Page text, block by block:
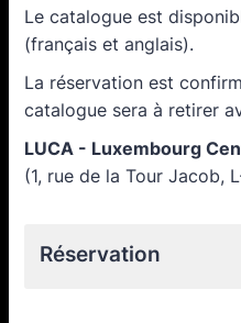
Le catalogue est
(français et anglais).
La réservation est
catalogue sera à retirer
LUCA - Luxembourg
(1, rue de la Tour Jacob,
Réservation